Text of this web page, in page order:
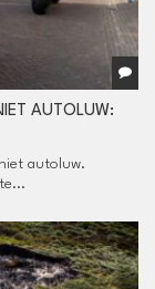
AUTOLUW:
autoluw.